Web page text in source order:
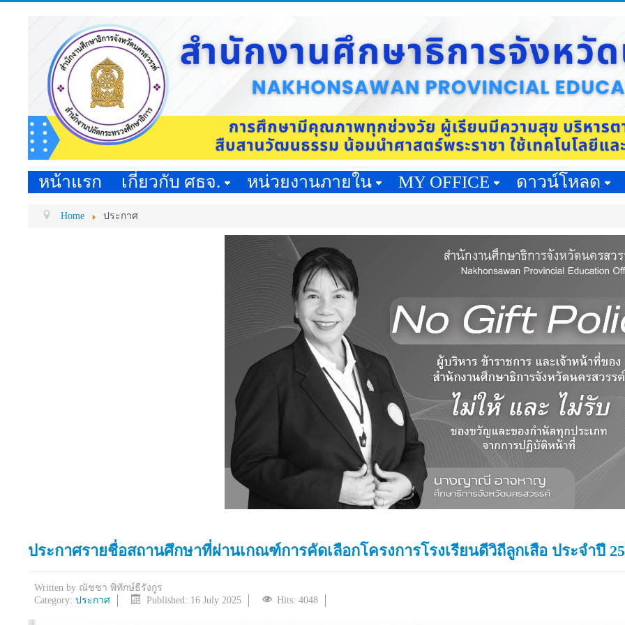
หน้าแรก เกี่ยวกับ ศธจ. หน่วยงานภายใน MY OFFICE ดาวน์โหลด
Home ประกาศ
ประกาศรายชื่อสถานศึกษาที่ผ่านเกณฑ์การคัดเลือกโครงการโรงเรียนดีวิถีลูกเสือ ประจำปี
Written by ณัชชา พิทักษ์ธีรังกูร
Category: ประกาศ Published: 16 July 2025 Hits: 4048